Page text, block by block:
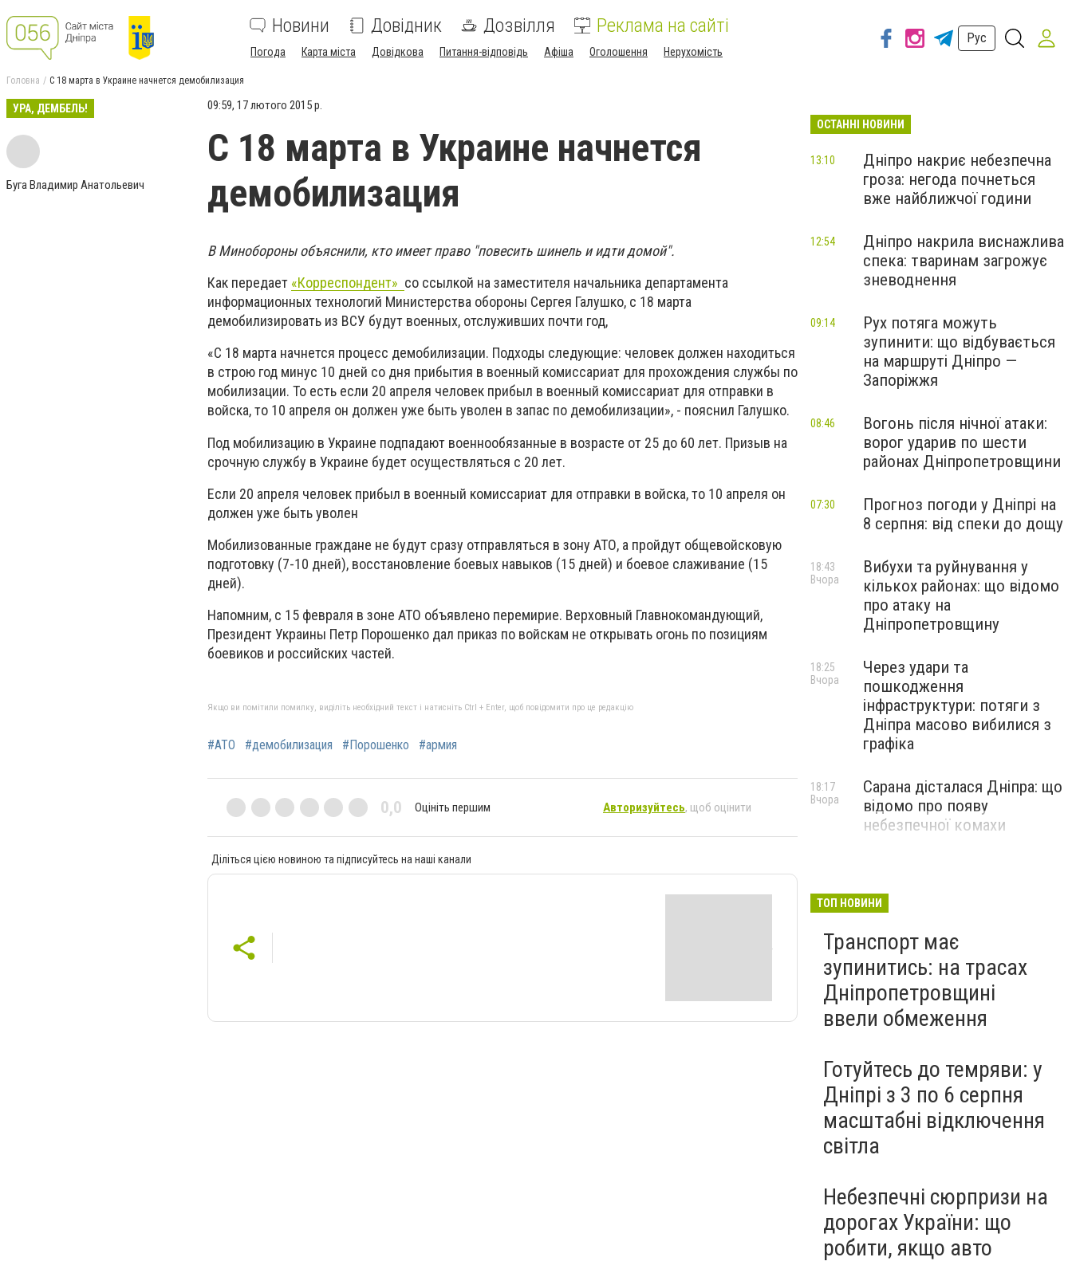
Новини Довідник Дозвілля Реклама на сайті
Погода Карта міста Довідкова Питання-відповідь Афіша Оголошення Нерухомість
Рус
Головна С 18 марта в Украине начнется демобилизация
УРА, ДЕМБЕЛЬ!
Буга Владимир Анатольевич
09:59, 17 лютого 2015 р.
С 18 марта в Украине начнется
демобилизация
В Минобороны объяснили, кто имеет право "повесить шинель и идти домой".
Как передает «Корреспондент» со ссылкой на заместителя начальника департамента
информационных технологий Министерства обороны Сергея Галушко, с 18 марта
демобилизировать из ВСУ будут военных, отслуживших почти год,
«С 18 марта начнется процесс демобилизации. Подходы следующие: человек должен находиться
в строю год минус 10 дней со дня прибытия в военный комиссариат для прохождения службы по
мобилизации. То есть если 20 апреля человек прибыл в военный комиссариат для отправки в
войска, то 10 апреля он должен уже быть уволен в запас по демобилизации», - пояснил Галушко.
Под мобилизацию в Украине подпадают военнообязанные в возрасте от 25 до 60 лет. Призыв на
срочную службу в Украине будет осуществляться с 20 лет.
Если 20 апреля человек прибыл в военный комиссариат для отправки в войска, то 10 апреля он
должен уже быть уволен
Мобилизованные граждане не будут сразу отправляться в зону АТО, а пройдут общевойсковую
подготовку (7-10 дней), восстановление боевых навыков (15 дней) и боевое слаживание (15
дней).
Напомним, с 15 февраля в зоне АТО объявлено перемирие. Верховный Главнокомандующий,
Президент Украины Петр Порошенко дал приказ по войскам не открывать огонь по позициям
боевиков и российских частей.
Якщо ви помітили помилку, виділіть необхідний текст і натисніть Ctrl + Enter, щоб повідомити про це редакцію
#АТО #демобилизация #Порошенко #армия
0,0 Оцініть першим Авторизуйтесь, щоб оцінити
Діліться цією новиною та підписуйтесь на наші канали
ОСТАННІ НОВИНИ
Дніпро накриє небезпечна
гроза: негода почнеться
вже найближчої години
13:10
Дніпро накрила виснажлива
спека: тваринам загрожує
зневоднення
12:54
Рух потяга можуть
зупинити: що відбувається
на маршруті Дніпро —
Запоріжжя
09:14
Вогонь після нічної атаки:
ворог ударив по шести
районах Дніпропетровщини
08:46
Прогноз погоди у Дніпрі на
8 серпня: від спеки до дощу
07:30
Вибухи та руйнування у
кількох районах: що відомо
про атаку на
Дніпропетровщину
18:43
Вчора
Через удари та
пошкодження
інфраструктури: потяги з
Дніпра масово вибилися з
графіка
18:25
Вчора
Сарана дісталася Дніпра: що
відомо про появу
небезпечної комахи
18:17
Вчора
ТОП НОВИНИ
Транспорт має
зупинитись: на трасах
Дніпропетровщині
ввели обмеження
Готуйтесь до темряви: у
Дніпрі з 3 по 6 серпня
масштабні відключення
світла
Небезпечні сюрпризи на
дорогах України: що
робити, якщо авто